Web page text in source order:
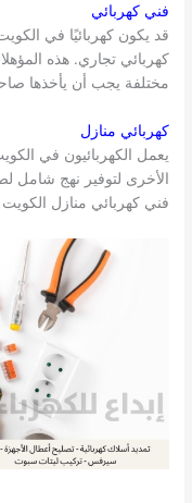
فني كهربائي
قد يكون كهربائيًا في
كهربائي تجاري. هذه
مختلفة يجب أن يأخذها
كهربائي منازل
يعمل الكهربائيون في
الأخرى لتوفير نهج شامل
فني كهربائي منازل